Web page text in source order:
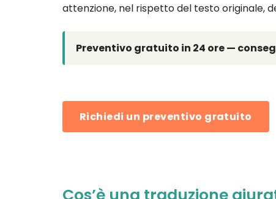
attenzione, nel rispetto del testo originale,
Preventivo gratuito in 24 ore —
Richiedi un preventivo gratuito